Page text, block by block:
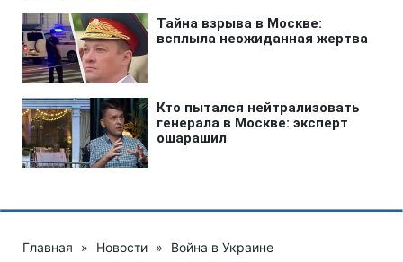
Главная » Новости » Война в Украине